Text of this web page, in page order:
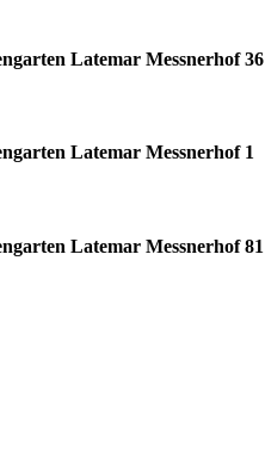
Latemar Messnerhof 36
Latemar Messnerhof 1
Latemar Messnerhof 81